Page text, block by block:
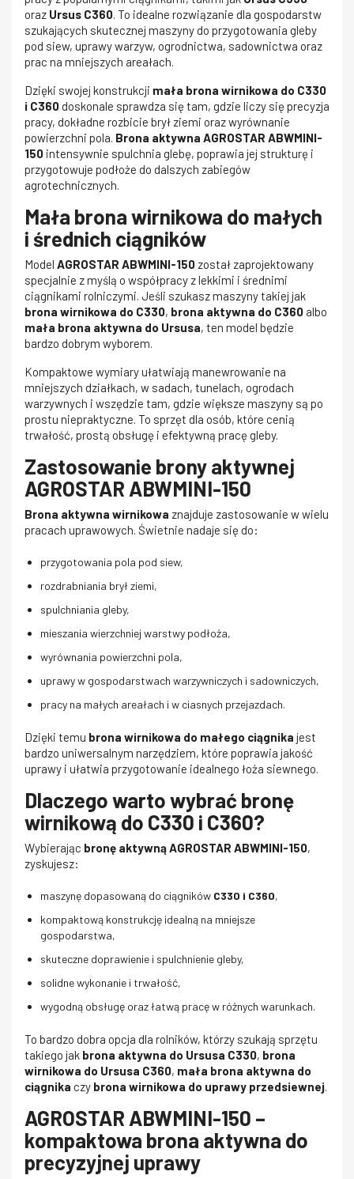
oraz Ursus C360 . To idealne rozwiązanie dla gospodarstw
szukających skutecznej maszyny do przygotowania gleby
pod siew, uprawy warzyw, ogrodnictwa, sadownictwa oraz
prac na mniejszych areałach.
Dzięki swojej konstrukcji mała brona wirnikowa do C330
i C360doskonale sprawdza się tam, gdzie liczy się precyzja
pracy, dokładne rozbicie brył ziemi oraz wyrównanie
powierzchni pola. Brona aktywna AGROSTAR ABWMINI-
150 intensywnie spulchnia glebę, poprawia jej strukturę i
przygotowuje podłoże do dalszych zabiegów
agrotechnicznych.
Mała brona wirnikowa do małych
i średnich ciągników
Model AGROSTAR ABWMINI-150 został zaprojektowany
specjalnie z myślą o współpracy z lekkimi i średnimi
ciągnikami rolniczymi. Jeśli szukasz maszyny takiej jak
brona wirnikowa do C330, brona aktywna do C360 albo
mała brona aktywna do Ursusa, ten model będzie
bardzo dobrym wyborem.
Kompaktowe wymiary ułatwiają manewrowanie na
mniejszych działkach, w sadach, tunelach, ogrodach
warzywnych i wszędzie tam, gdzie większe maszyny są po
prostu niepraktyczne. To sprzęt dla osób, które cenią
trwałość, prostą obsługę i efektywną pracę gleby.
Zastosowanie brony aktywnej
AGROSTAR ABWMINI-150
Brona aktywna wirnikowa znajduje zastosowanie w wielu
pracach uprawowych. Świetnie nadaje się do:
przygotowania pola pod siew,
rozdrabniania brył ziemi,
spulchniania gleby,
mieszania wierzchniej warstwy podłoża,
wyrównania powierzchni pola,
uprawy w gospodarstwach warzywniczych i sadowniczych,
pracy na małych areałach i w ciasnych przejazdach.
Dzięki temu brona wirnikowa do małego ciągnika jest
bardzo uniwersalnym narzędziem, które poprawia jakość
uprawy i ułatwia przygotowanie idealnego łoża siewnego.
Dlaczego warto wybrać bronę
wirnikową do C330 i C360?
Wybierając bronę aktywną AGROSTAR ABWMINI-150,
zyskujesz:
maszynę dopasowaną do ciągników C330 i C360,
kompaktową konstrukcję idealną na mniejsze
gospodarstwa,
skuteczne doprawienie i spulchnienie gleby,
solidne wykonanie i trwałość,
wygodną obsługę oraz łatwą pracę w różnych warunkach.
To bardzo dobra opcja dla rolników, którzy szukają sprzętu
takiego jak brona aktywna do Ursusa C330, brona
wirnikowa do Ursusa C360, mała brona aktywna do
ciągnika czy brona wirnikowa do uprawy przedsiewnej
AGROSTAR ABWMINI-150 –
kompaktowa brona aktywna do
precyzyjnej uprawy